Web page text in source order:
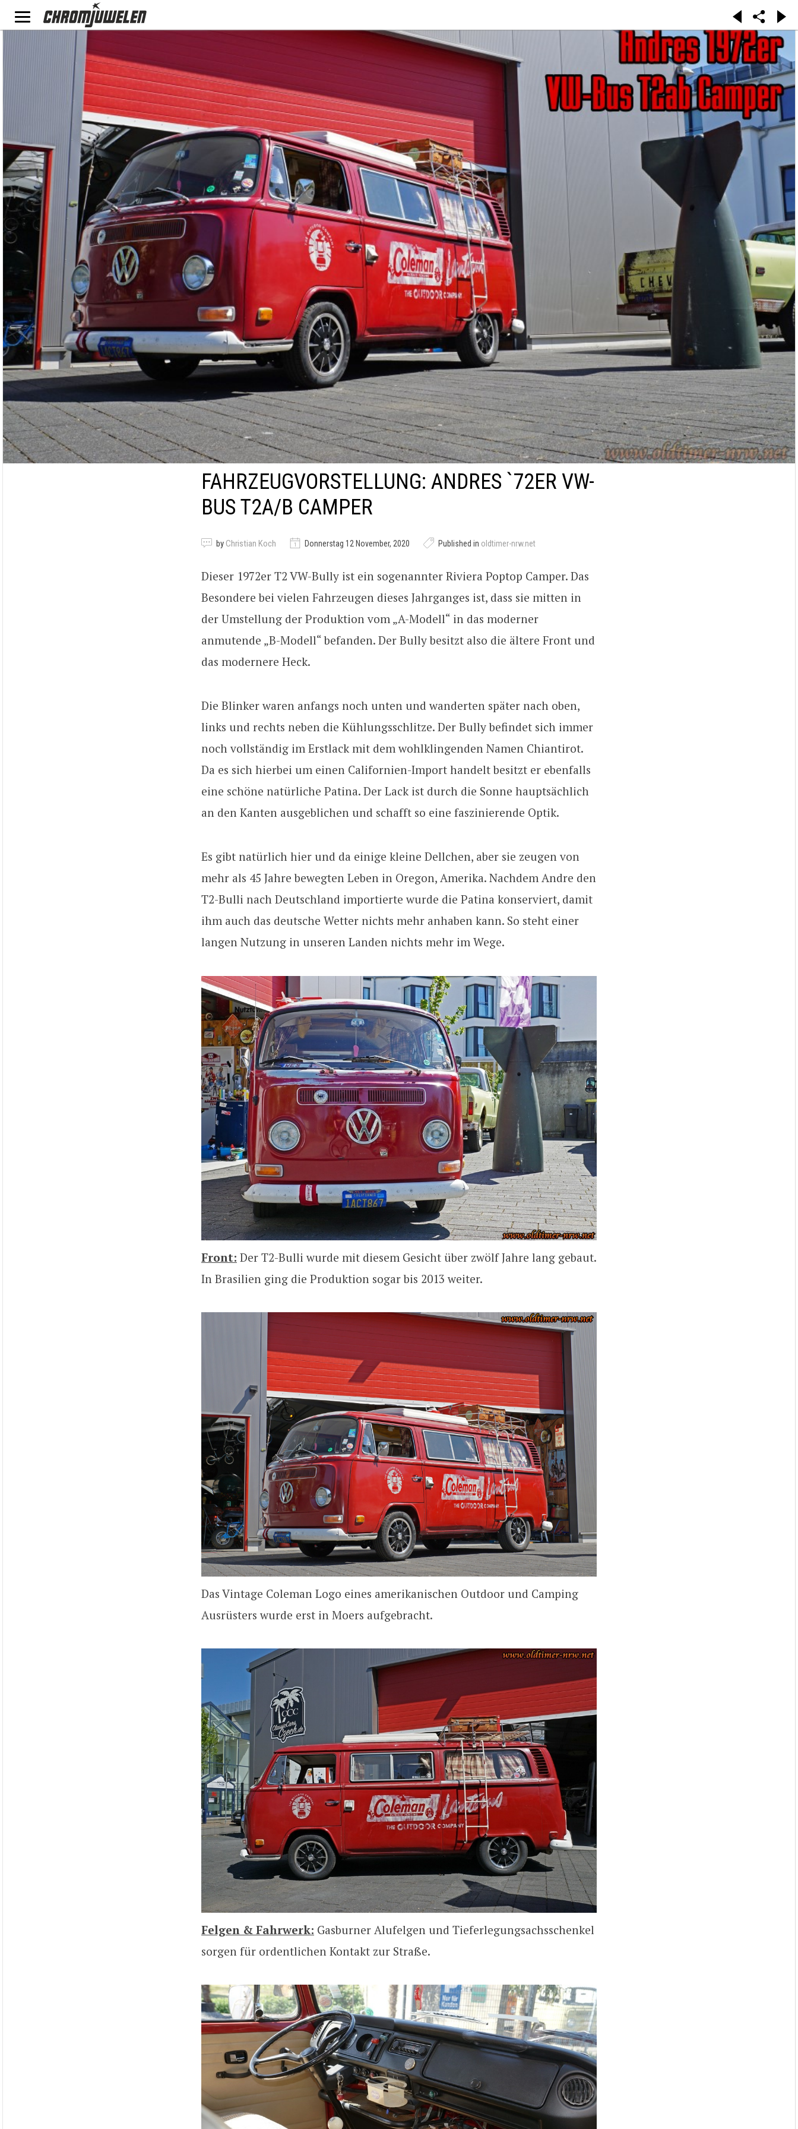
FAHRZEUGVORSTELLUNG: ANDRES `72ER VW-
BUS T2A/B CAMPER
by Christian Koch Donnerstag 12 November, 2020 Published in oldtimer-nrw.net
Dieser 1972er T2 VW-Bully ist ein sogenannter Riviera Poptop Camper. Das
Besondere bei vielen Fahrzeugen dieses Jahrganges ist, dass sie mitten in
der Umstellung der Produktion vom „A-Modell“ in das moderner
anmutende „B-Modell“ befanden. Der Bully besitzt also die ältere Front und
das modernere Heck.
Die Blinker waren anfangs noch unten und wanderten später nach oben,
links und rechts neben die Kühlungsschlitze. Der Bully befindet sich immer
noch vollständig im Erstlack mit dem wohlklingenden Namen Chiantirot.
Da es sich hierbei um einen Californien-Import handelt besitzt er ebenfalls
eine schöne natürliche Patina. Der Lack ist durch die Sonne hauptsächlich
an den Kanten ausgeblichen und schafft so eine faszinierende Optik.
Es gibt natürlich hier und da einige kleine Dellchen, aber sie zeugen von
mehr als 45 Jahre bewegten Leben in Oregon, Amerika. Nachdem Andre den
T2-Bulli nach Deutschland importierte wurde die Patina konserviert, damit
ihm auch das deutsche Wetter nichts mehr anhaben kann. So steht einer
langen Nutzung in unseren Landen nichts mehr im Wege.
Front: Der T2-Bulli wurde mit diesem Gesicht über zwölf Jahre lang gebaut.
In Brasilien ging die Produktion sogar bis 2013 weiter.
Das Vintage Coleman Logo eines amerikanischen Outdoor und Camping
Ausrüsters wurde erst in Moers aufgebracht.
Felgen & Fahrwerk: Gasburner Alufelgen und Tieferlegungsachsschenkel
sorgen für ordentlichen Kontakt zur Straße.